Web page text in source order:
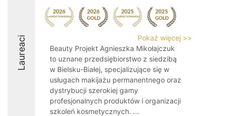
Laureaci
Pokaż więcej >>
Beauty Projekt Agnieszka Mikołajczuk
to uznane przedsiębiorstwo z siedzibą
w Bielsku-Białej, specjalizujące się w
usługach makijażu permanentnego oraz
dystrybucji szerokiej gamy
profesjonalnych produktów i organizacji
szkoleń kosmetycznych. ...